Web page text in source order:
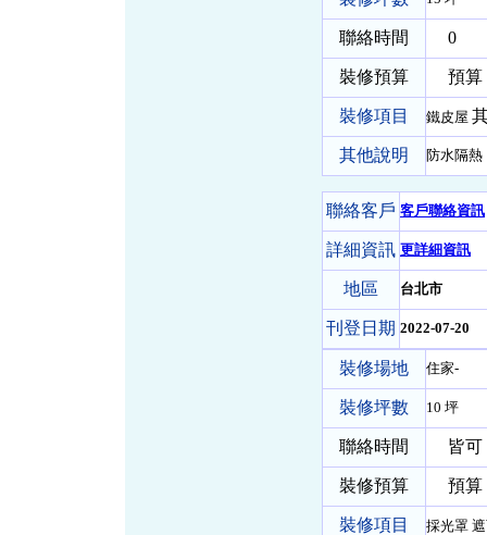
聯絡時間 0
裝修預算 預算
裝修項目 鐵皮屋
其他說明 防水隔熱
聯絡客戶 客戶聯絡資訊
詳細資訊 更詳細資訊
地區 台北市
刊登日期 2022-07-20
裝修場地 住家-
裝修坪數 10 坪
聯絡時間 皆可
裝修預算 預算
裝修項目 採光罩